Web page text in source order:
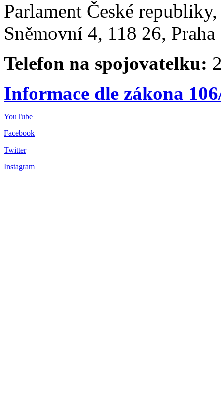
Parlament České
Sněmovní 4, 118 26,
Telefon na spojovatelku:
Informace dle zákona
YouTube
Facebook
Twitter
Instagram